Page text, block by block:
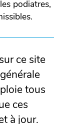
podiatres,
ce site
tous
ces
à jour.